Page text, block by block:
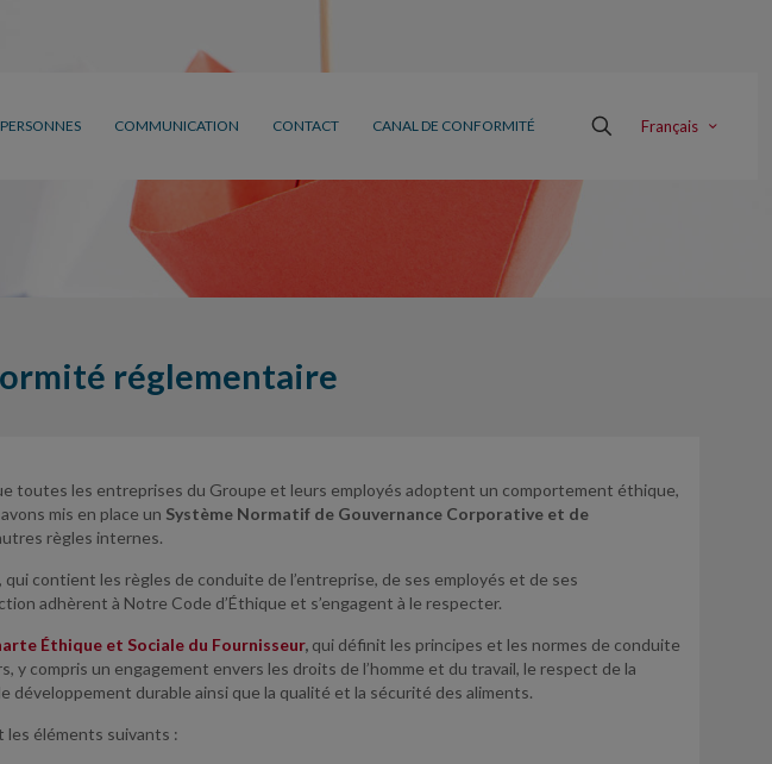
PERSONNES COMMUNICATION CONTACT CANAL DE CONFORMITÉ Français
réglementaire
toutes les entreprises du Groupe et leurs employés adoptent un comportement éthique,
mis en place un Système Normatif de Gouvernance Corporative et de
règles internes.
, qui contient les règles de conduite de l’entreprise, de ses employés et de ses
adhèrent à Notre Code d’Éthique et s’engagent à le respecter.
Éthique et Sociale du Fournisseur, qui définit les principes et les normes de conduite
y compris un engagement envers les droits de l’homme et du travail, le respect de la
développement durable ainsi que la qualité et la sécurité des aliments.
éléments suivants :